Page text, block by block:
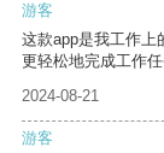
游客
这款app是我工作上
更轻松地完成工作任
2024-08-21
游客